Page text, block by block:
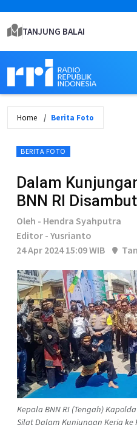
TANJUNG BALAI
Home Berita Foto
BERITA FOTO
Dalam
BNN RI
Oleh - Hendra Syahputra
Editor - Yusrianto
24 Apr 2024 15:09 WIB
Kepala BNN RI (Tengah)
Silat Dalam Kunjungan Kerja ke